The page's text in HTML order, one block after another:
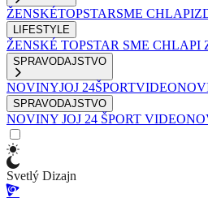
ŽENSKÉTOPSTARSME CHLAPI
LIFESTYLE
ŽENSKÉ TOPSTAR SME CHLAPI
SPRAVODAJSTVO
NOVINYJOJ 24ŠPORT
SPRAVODAJSTVO
NOVINY JOJ 24 ŠPORT
Svetlý Dizajn